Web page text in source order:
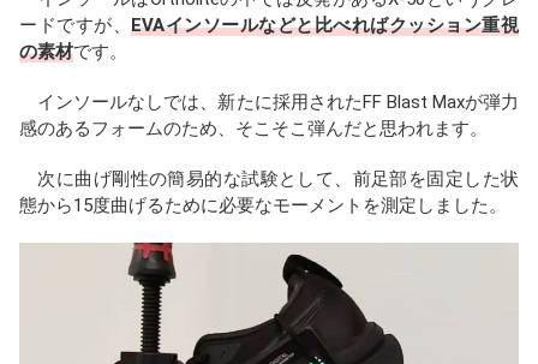
ードですが、EVAインソールなどと比べればクッション重視
の素材です。
インソールなしでは、新たに採用されたFF Blast Maxが弾力
感のあるフォームのため、そこそこ弾んだと思われます。
次に曲げ剛性の簡易的な試験として、前足部を固定した状
態から15度曲げるために必要なモーメントを測定しました。